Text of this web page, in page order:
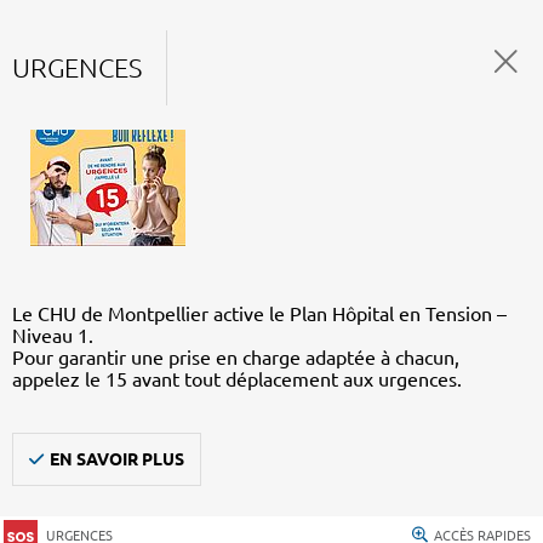
URGENCES
Le CHU de Montpellier active le Plan Hôpital en Tension –
Niveau 1.
Pour garantir une prise en charge adaptée à chacun,
appelez le 15 avant tout déplacement aux urgences.
EN SAVOIR PLUS
URGENCES ACCÈS RAPIDES